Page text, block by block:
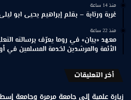
منذ 14 ساعة
غربة ورتابة – بقلم إبراهيم يحيى ابو
منذ 22 ساعة
معهد «بيان» في روما يعرّف برسالته
الأئمة والمرشدين لخدمة المسلمين في
أخر التعليقات